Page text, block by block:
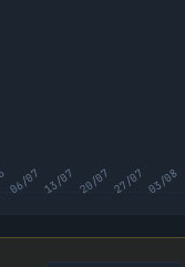
06/07 13/07 20/07 27/07 03/08